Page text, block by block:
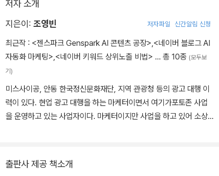
는 흐름까지 담았다.
을 만드는 데 있다. 수많은 선택지 앞에서 망설이는 대신 나만의 콘텐
츠 공장을 가동하게 하는 책으로, 복잡함은 덜고 생산성을 더하려는
크리에이터와 사업가에게 방향을 제시한다.
저자 소개
지은이: 조영빈 저자파일 신간알림 신청
최근작 : <젠스파크 Genspark AI 콘텐츠 공장> <네이버 블로그 AI
자동화 마케팅> <네이버 키워드 상위노출 비법> … 총 10종 (모두보
기)
미스사이공, 안동 한국정신문화재단, 지역 관광청 등의 광고 대행 이
력이 있다. 현업 광고 대행을 하는 마케터이면서 여기가포토존 사업
을 운영하고 있는 사업자이다. 마케터이지만 사업을 하고 있어 소상
있으며, 다양한 매체와 AI의 활용을 연구하는 테스트 중독자이다. 단
출판사 제공 책소개